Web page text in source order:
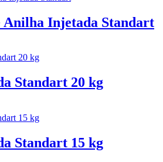
Anilha Injetada Standart
Standart 20 kg
Standart 15 kg